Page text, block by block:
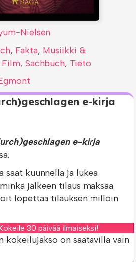
e-kirja
e-kirja
saat kuunnella ja lukea
jälkeen tilaus maksaa
lopettaa tilauksen milloin
30 päivää ilmaiseksi!
kokeilujakso on saatavilla vain
Nielsen
, Fakta, Musiikki &
Film, Sachbuch, Tieto